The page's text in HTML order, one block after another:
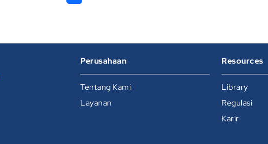
Perusahaan
Tentang Kami
Layanan
Resources
Library
Regulasi
Karir